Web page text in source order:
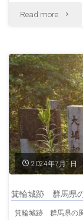
景"
Read more "夏
大
阪
城
大
阪
夏
2024年7月1日
箕輪城跡 群馬県
箕輪城跡 群馬県の